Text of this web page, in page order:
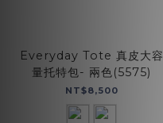
Everyday Tote 真皮大容
量托特包- 兩色(5575)
NT$8,500